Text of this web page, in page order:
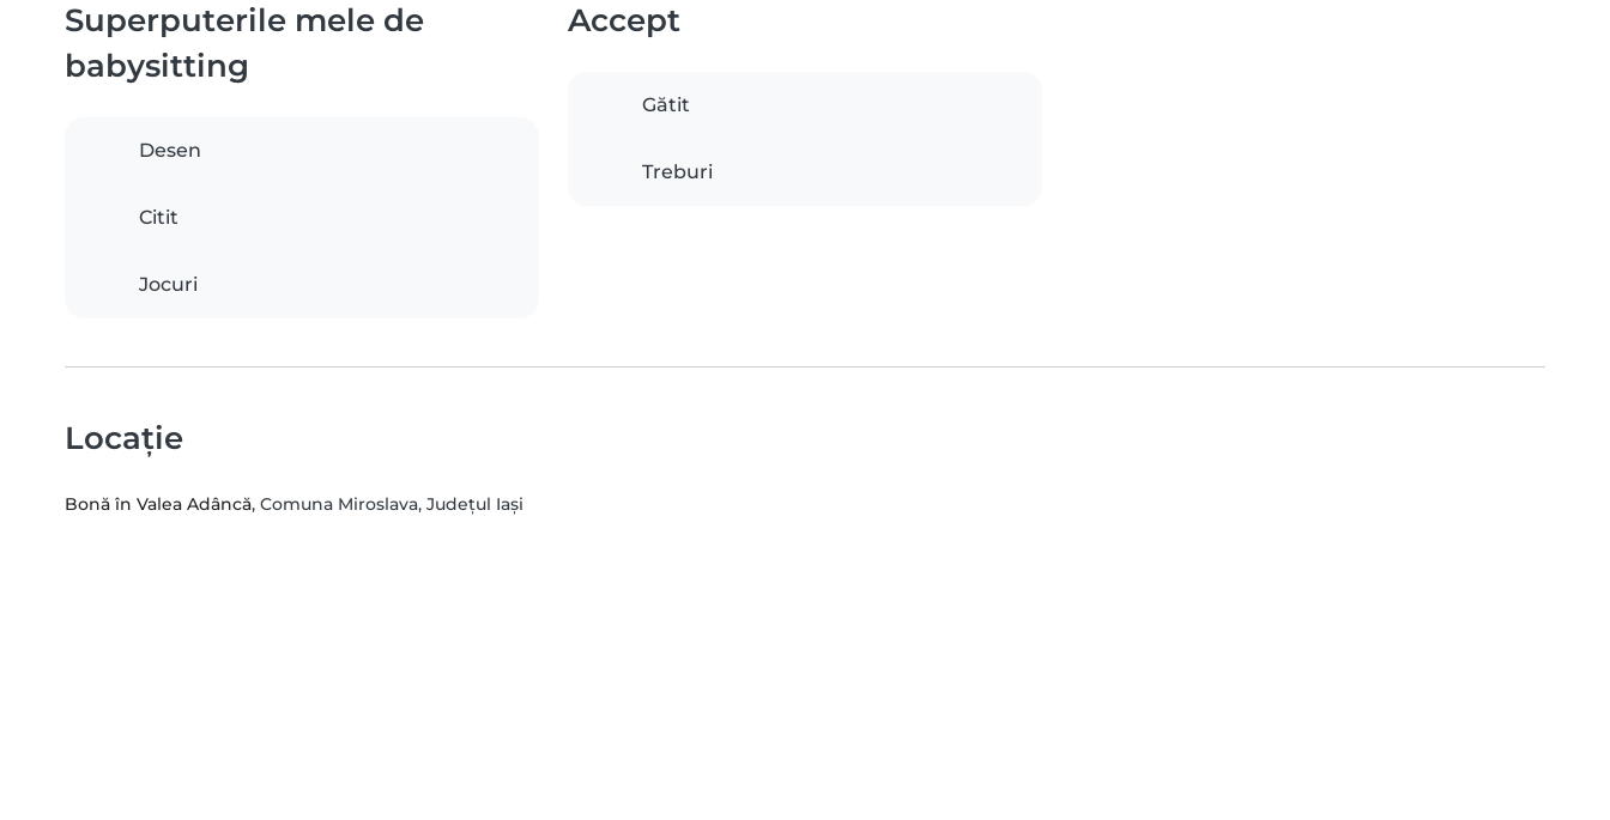
Superputerile mele de
babysitting
Desen
Citit
Jocuri
Accept
Gătit
Treburi
Locație
Bonă în Valea Adâncă, Comuna Miroslava, Județul Iași